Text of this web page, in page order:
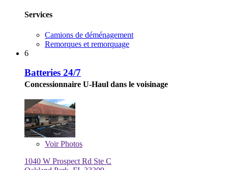
Services
Camions de déménagement
Remorques et remorquage
6
Batteries 24/7
Concessionnaire U-Haul dans le voisinage
VoirPhotos
1040 W Prospect Rd Ste C